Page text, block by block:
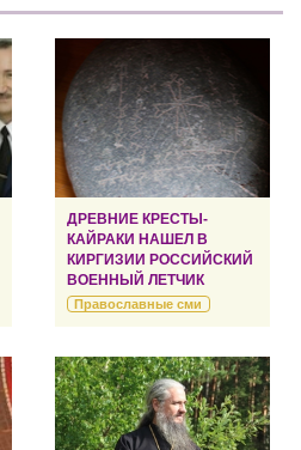
ДРЕВНИЕ КРЕСТЫ-
КАЙРАКИ НАШЕЛ В
КИРГИЗИИ РОССИЙСКИЙ
ВОЕННЫЙ ЛЕТЧИК
Православные сми